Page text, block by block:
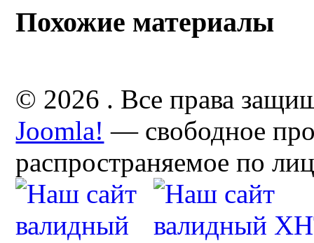
Похожие материалы
© 2026 . Все права
Joomla! — свободное
распространяемое по